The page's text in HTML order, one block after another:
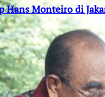
Hans Monteiro di